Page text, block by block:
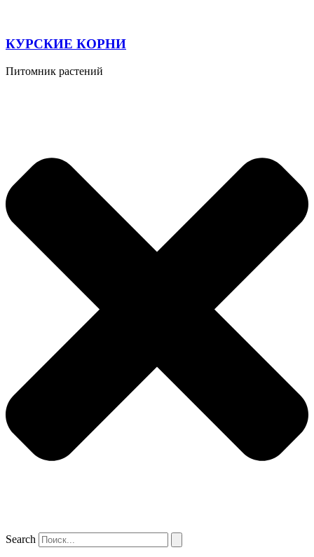
КУРСКИЕ КОРНИ
Питомник растений
Search